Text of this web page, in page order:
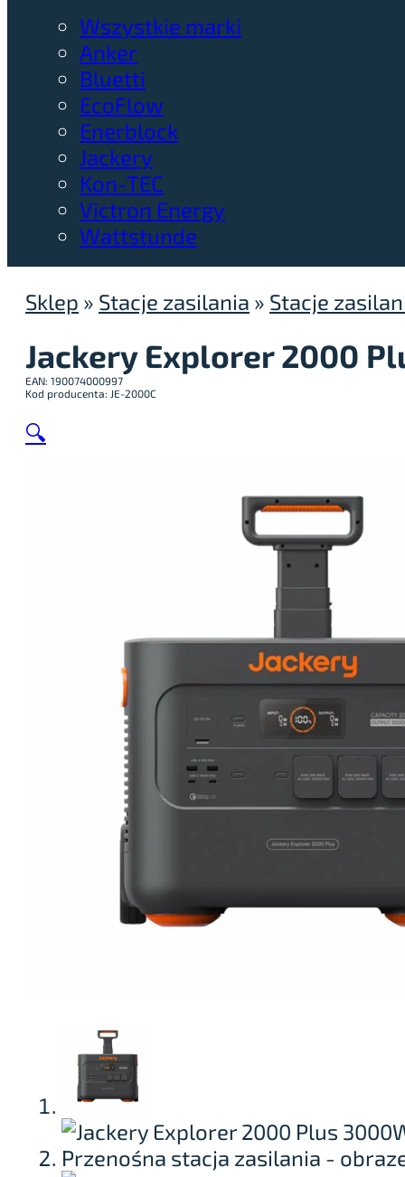
Wszystkie marki
Anker
Bluetti
EcoFlow
Enerblock
Jackery
Kon-TEC
Victron Energy
Wattstunde
Sklep » Stacje zasilania » Stacje
Jackery Explorer 2000
EAN: 190074000997
Kod producenta: JE-2000C
🔍